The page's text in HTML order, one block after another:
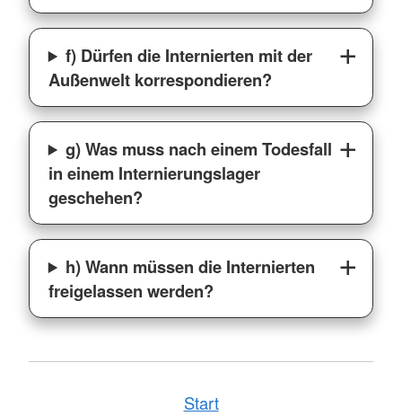
f) Dürfen die Internierten mit der
Außenwelt korrespondieren?
g) Was muss nach einem Todesfall
in einem Internierungslager
geschehen?
h) Wann müssen die Internierten
freigelassen werden?
Start